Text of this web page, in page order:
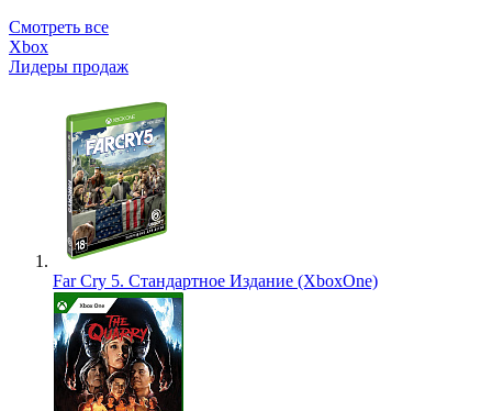
Смотреть все
Xbox
Лидеры продаж
Far Cry 5. Стандартное Издание (XboxOne)